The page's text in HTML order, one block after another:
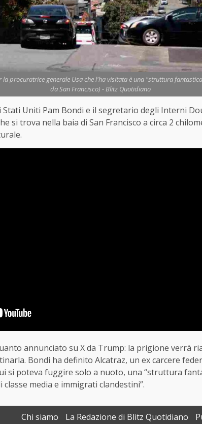
procuratrice generale Usa che l'ha visitata è una "struttura
da San Francisco) - Blitz Quotidiano
Uniti Pam Bondi e il segretario degli Interni
si trova nella baia di San Francisco a circa 2
annunciato su X da Trump: la prigione verrà
Bondi ha definito Alcatraz, un ex carcere
si poteva fuggire solo a nuoto, una “struttura
media e immigrati clandestini”.
Chi siamo La Redazione di Blitz Quotidiano